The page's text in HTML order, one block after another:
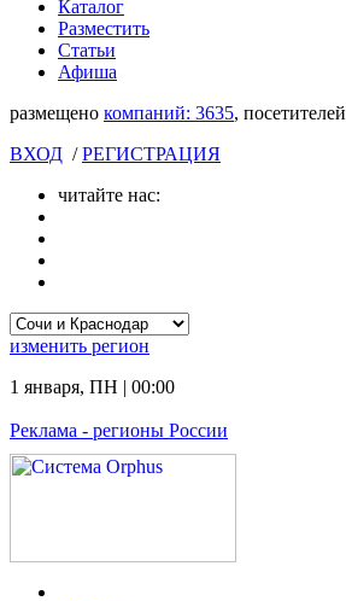
Каталог
Разместить
Статьи
Афиша
размещено компаний: 3635, посетителей
ВХОД /РЕГИСТРАЦИЯ
читайте нас:
изменить регион
1 января, ПН | 00:00
Реклама - регионы России